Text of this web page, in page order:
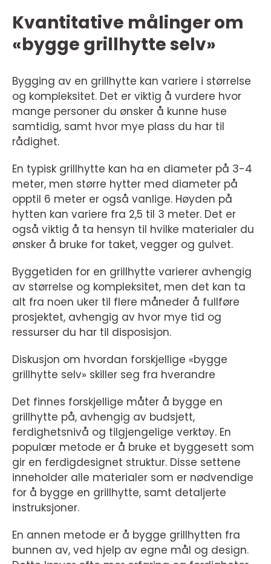
Kvantitative målinger om
«bygge grillhytte selv»
Bygging av en grillhytte kan variere i størrelse
og kompleksitet. Det er viktig å vurdere hvor
mange personer du ønsker å kunne huse
samtidig, samt hvor mye plass du har til
rådighet.
En typisk grillhytte kan ha en diameter på 3-4
meter, men større hytter med diameter på
opptil 6 meter er også vanlige. Høyden på
hytten kan variere fra 2,5 til 3 meter. Det er
også viktig å ta hensyn til hvilke materialer du
ønsker å bruke for taket, vegger og gulvet.
Byggetiden for en grillhytte varierer avhengig
av størrelse og kompleksitet, men det kan ta
alt fra noen uker til flere måneder å fullføre
prosjektet, avhengig av hvor mye tid og
ressurser du har til disposisjon.
Diskusjon om hvordan forskjellige «bygge
grillhytte selv» skiller seg fra hverandre
Det finnes forskjellige måter å bygge en
grillhytte på, avhengig av budsjett,
ferdighetsnivå og tilgjengelige verktøy. En
populær metode er å bruke et byggesett som
gir en ferdigdesignet struktur. Disse settene
inneholder alle materialer som er nødvendige
for å bygge en grillhytte, samt detaljerte
instruksjoner.
En annen metode er å bygge grillhytten fra
bunnen av, ved hjelp av egne mål og design.